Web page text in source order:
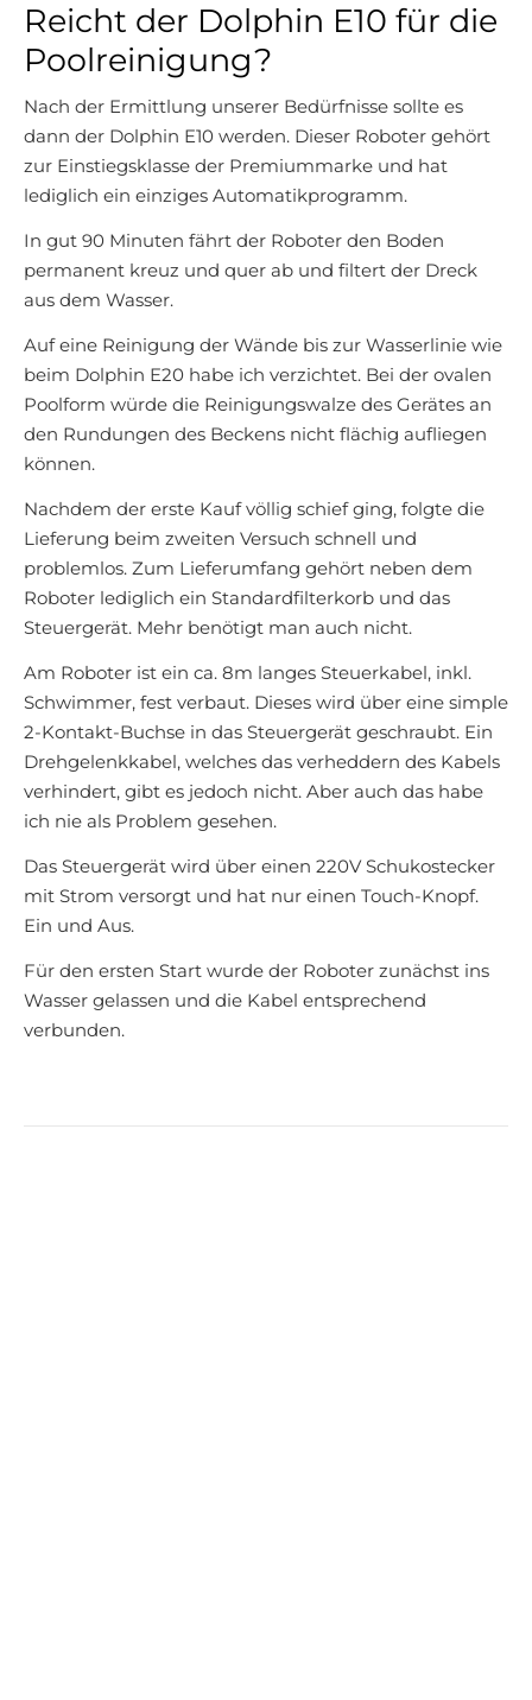
Reicht der Dolphin E10 für die
Poolreinigung?
Nach der Ermittlung unserer Bedürfnisse sollte es
dann der Dolphin E10 werden. Dieser Roboter gehört
zur Einstiegsklasse der Premiummarke und hat
lediglich ein einziges Automatikprogramm.
In gut 90 Minuten fährt der Roboter den Boden
permanent kreuz und quer ab und filtert der Dreck
aus dem Wasser.
Auf eine Reinigung der Wände bis zur Wasserlinie wie
beim Dolphin E20 habe ich verzichtet. Bei der ovalen
Poolform würde die Reinigungswalze des Gerätes an
den Rundungen des Beckens nicht flächig aufliegen
können.
Nachdem der erste Kauf völlig schief ging, folgte die
Lieferung beim zweiten Versuch schnell und
problemlos. Zum Lieferumfang gehört neben dem
Roboter lediglich ein Standardfilterkorb und das
Steuergerät. Mehr benötigt man auch nicht.
Am Roboter ist ein ca. 8m langes Steuerkabel, inkl.
Schwimmer, fest verbaut. Dieses wird über eine simple
2-Kontakt-Buchse in das Steuergerät geschraubt. Ein
Drehgelenkkabel, welches das verheddern des Kabels
verhindert, gibt es jedoch nicht. Aber auch das habe
ich nie als Problem gesehen.
Das Steuergerät wird über einen 220V Schukostecker
mit Strom versorgt und hat nur einen Touch-Knopf.
Ein und Aus.
Für den ersten Start wurde der Roboter zunächst ins
Wasser gelassen und die Kabel entsprechend
verbunden.